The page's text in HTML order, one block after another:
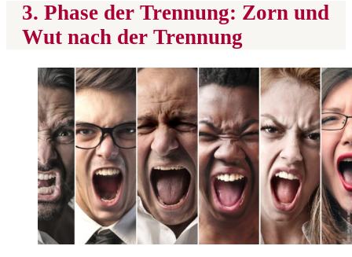
3. Phase der Trennung: Zorn und
Wut nach der Trennung